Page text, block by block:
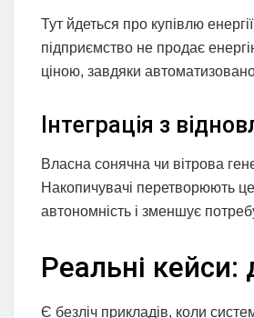
Тут йдеться про купівлю
підприємство не продає
ціною, завдяки
Інтеграція з
Власна сонячна чи вітрова
Накопичувачі перетворюють
автономність і зменшує
Реальні
Є безліч прикладів, коли